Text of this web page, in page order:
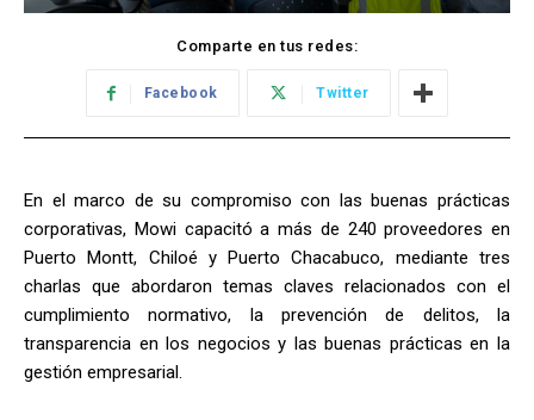
Comparte en tus redes:
Facebook Twitter
En el marco de su compromiso con las buenas prácticas
corporativas, Mowi capacitó a más de 240 proveedores en
Puerto Montt, Chiloé y Puerto Chacabuco, mediante tres
charlas que abordaron temas claves relacionados con el
cumplimiento normativo, la prevención de delitos, la
transparencia en los negocios y las buenas prácticas en la
gestión empresarial.